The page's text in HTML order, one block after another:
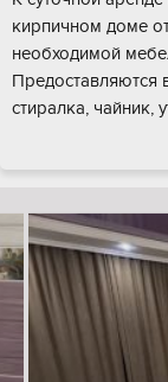
кирпичном доме
необходимой
Предоставляются
стиралка, чайник,